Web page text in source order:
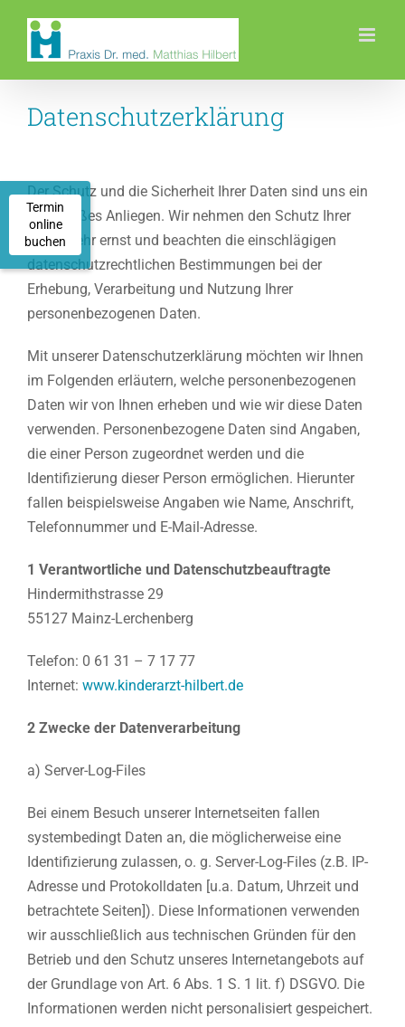
Inhalt
springen
Datenschutzerklärung
Der Schutz und die Sicherheit Ihrer Daten sind uns ein
sehr großes Anliegen. Wir nehmen den Schutz Ihrer
Daten sehr ernst und beachten die einschlägigen
datenschutzrechtlichen Bestimmungen bei der
Erhebung, Verarbeitung und Nutzung Ihrer
personenbezogenen Daten.
Mit unserer Datenschutzerklärung möchten wir Ihnen
im Folgenden erläutern, welche personenbezogenen
Daten wir von Ihnen erheben und wie wir diese Daten
verwenden. Personenbezogene Daten sind Angaben,
die einer Person zugeordnet werden und die
Identifizierung dieser Person ermöglichen. Hierunter
fallen beispielsweise Angaben wie Name, Anschrift,
Telefonnummer und E-Mail-Adresse.
1 Verantwortliche und Datenschutzbeauftragte
Hindermithstrasse 29
55127 Mainz-Lerchenberg
Telefon: 0 61 31 – 7 17 77
Internet: www.kinderarzt-hilbert.de
2 Zwecke der Datenverarbeitung
a) Server-Log-Files
Bei einem Besuch unserer Internetseiten fallen
systembedingt Daten an, die möglicherweise eine
Identifizierung zulassen, o. g. Server-Log-Files (z.B. IP-
Adresse und Protokolldaten [u.a. Datum, Uhrzeit und
betrachtete Seiten]). Diese Informationen verwenden
wir ausschließlich aus technischen Gründen für den
Betrieb und den Schutz unseres Internetangebots auf
der Grundlage von Art. 6 Abs. 1 S. 1 lit. f) DSGVO. Die
Informationen werden nicht personalisiert gespeichert.
Termin
online
buchen